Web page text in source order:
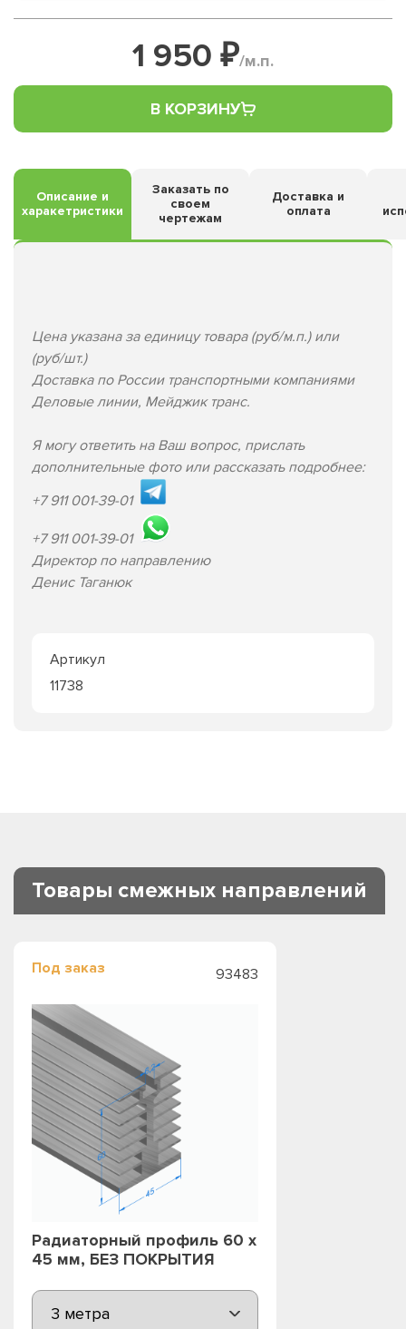
1 950 ₽/м.п.
В КОРЗИНУ
Описание и
харакетристики
Заказать по
своем
чертежам
Доставка и
оплата
Цена указана за единицу товара (руб/м.п.) или
(руб/шт.)
Доставка по России транспортными компаниями
Деловые линии, Мейджик транс.
Я могу ответить на Ваш вопрос, прислать
дополнительные фото или рассказать подробнее:
+7 911 001-39-01
+7 911 001-39-01
Директор по направлению
Денис Таганюк
Артикул
11738
Товары смежных направлений
Под заказ 93483
Радиаторный профиль 60 х
45 мм, БЕЗ ПОКРЫТИЯ